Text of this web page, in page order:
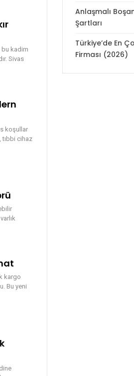
bu kadim
Sivas
koşullar
tıbbi cihaz
kargo
Bu yeni
Anlaşmalı
Şartları
Türkiye’de En
Firması (2026)